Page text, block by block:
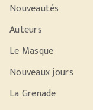
Nouveautés
Auteurs
Le Masque
Nouveaux jours
La Grenade